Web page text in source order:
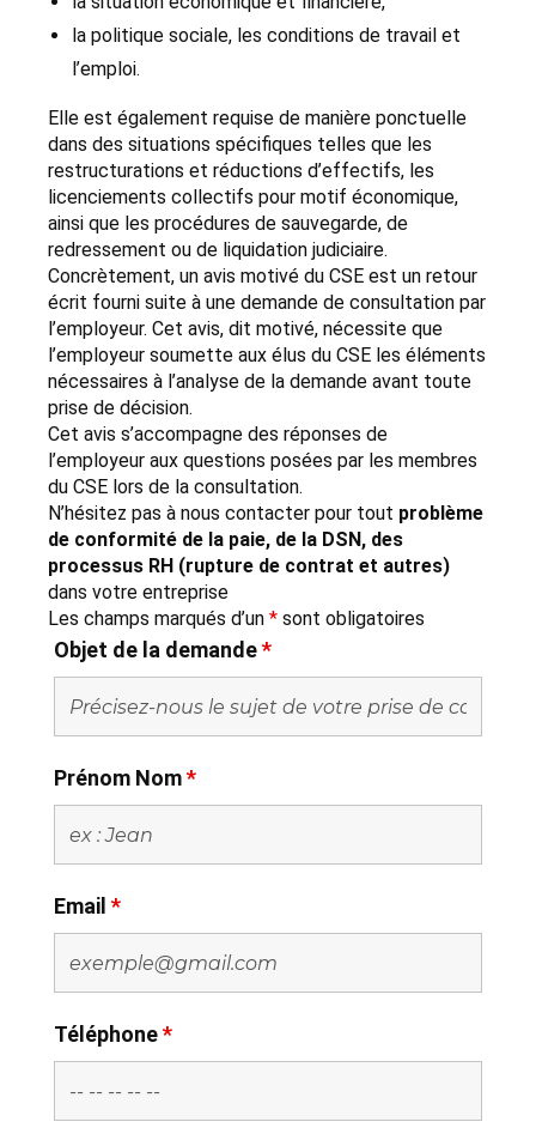
la politique sociale, les conditions de travail et
l’emploi.
Elle est également requise de manière ponctuelle
dans des situations spécifiques telles que les
restructurations et réductions d’effectifs, les
licenciements collectifs pour motif économique,
ainsi que les procédures de sauvegarde, de
redressement ou de liquidation judiciaire.
Concrètement, un avis motivé du CSE est un retour
écrit fourni suite à une demande de consultation par
l’employeur. Cet avis, dit motivé, nécessite que
l’employeur soumette aux élus du CSE les éléments
nécessaires à l’analyse de la demande avant toute
prise de décision.
Cet avis s’accompagne des réponses de
l’employeur aux questions posées par les membres
du CSE lors de la consultation.
N’hésitez pas à nous contacter pour tout problème
de conformité de la paie, de la DSN, des
processus RH (rupture de contrat et autres)
dans votre entreprise
Les champs marqués d’un * sont obligatoires
Objet de la demande*
Prénom Nom*
Email *
Téléphone*